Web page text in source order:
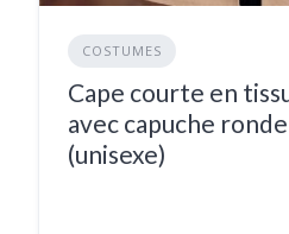
COSTUMES
Cape courte en
avec capuche
(unisexe)